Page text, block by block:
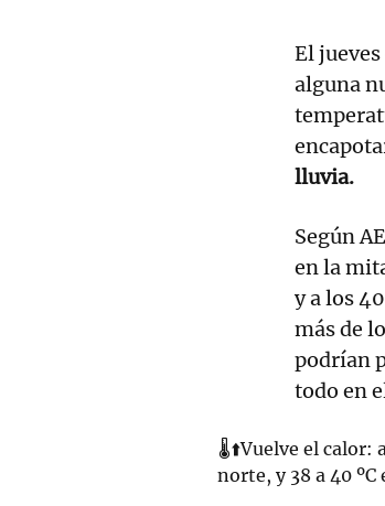
El
alguna
lluvia.
Según
en la
y a los
más de
podrían
todo en
🌡️⬆️Vuelve el calor:
norte, y 38 a 40